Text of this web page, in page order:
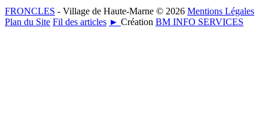
FRONCLES - Village de Haute-Marne © 2026 Mentions Légales
Plan du Site Fil des articles ► Création BM INFO SERVICES